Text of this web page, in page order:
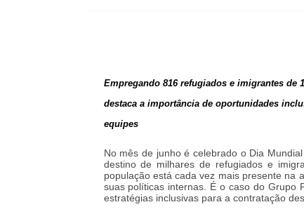
Empregando 816 refugiados e imigrantes
destaca a importância de oportunidades
equipes
No mês de junho é celebrado o Dia
destino de milhares de refugiados e
população está cada vez mais presente na
suas políticas internas. É o caso do Grupo
estratégias inclusivas para a contratação